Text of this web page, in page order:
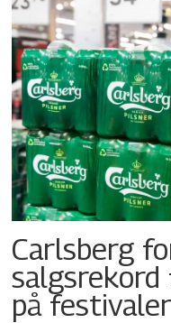
Carlsberg
på festivaler